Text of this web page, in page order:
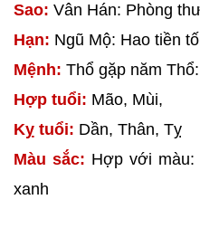
Sao: Vân Hán: Phòng
Hạn: Ngũ Mộ: Hao tiền
Mệnh: Thổ gặp năm
Hợp tuổi: Mão, Mùi,
Kỵ tuổi: Dần, Thân, Tỵ
Màu sắc: Hợp với màu:
xanh